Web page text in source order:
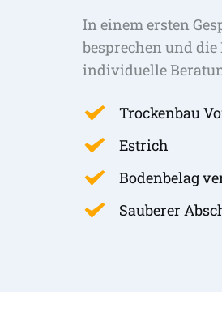
In einem ersten
besprechen und
individuelle
Trockenbau
Estrich
Bodenbelag
Sauberer